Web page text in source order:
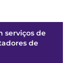
serviços de
de